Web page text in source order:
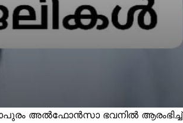
അല്‍ഫോന്‍സാ ഭവനില്‍ ആരംഭിച്ച്